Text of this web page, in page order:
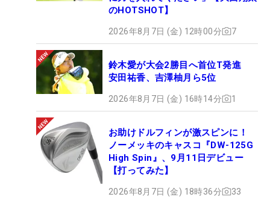
のHOTSHOT】
2026年8月7日 (金) 12時00分 7
鈴木愛が大会2勝目へ首位T発進
安田祐香、吉澤柚月ら5位
2026年8月7日 (金) 16時14分 1
お助けドルフィンが激スピンに！
ノーメッキのキャスコ『DW-125G
High Spin』、9月11日デビュー
【打ってみた】
2026年8月7日 (金) 18時36分 33